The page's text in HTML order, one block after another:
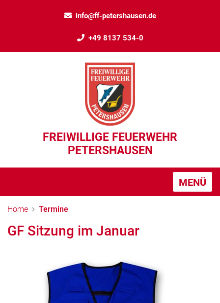
info@ff-petershausen.de
+49 8137 534-0
FREIWILLIGE FEUERWEHR
PETERSHAUSEN
MENÜ
Home Termine
GF Sitzung im Januar